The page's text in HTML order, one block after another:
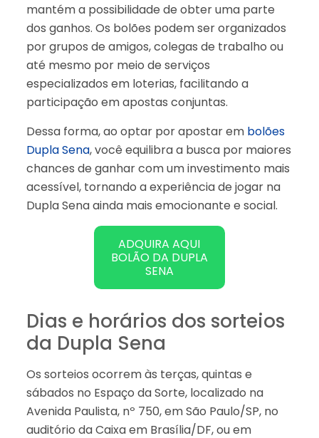
mantém a possibilidade de obter uma parte
dos ganhos. Os bolões podem ser organizados
por grupos de amigos, colegas de trabalho ou
até mesmo por meio de serviços
especializados em loterias, facilitando a
participação em apostas conjuntas.
Dessa forma, ao optar por apostar em bolões
Dupla Sena, você equilibra a busca por maiores
chances de ganhar com um investimento mais
acessível, tornando a experiência de jogar na
Dupla Sena ainda mais emocionante e social.
ADQUIRA AQUI
BOLÃO DA DUPLA
SENA
Dias e horários dos sorteios
da Dupla Sena
Os sorteios ocorrem às terças, quintas e
sábados no Espaço da Sorte, localizado na
Avenida Paulista, nº 750, em São Paulo/SP, no
auditório da Caixa em Brasília/DF, ou em